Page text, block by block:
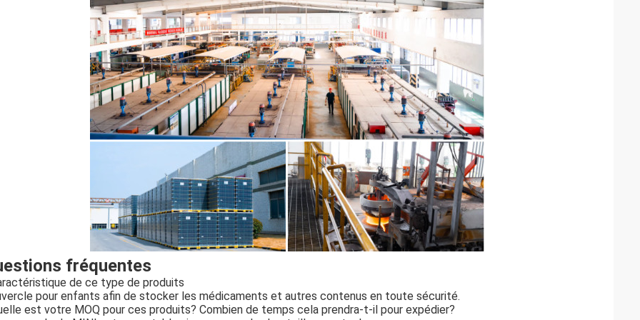
fréquentes
de ce type de produits
pour enfants afin de stocker les médicaments et autres contenus en toute sécurité.
est votre MOQ pour ces produits? Combien de temps cela prendra-t-il pour expédier?